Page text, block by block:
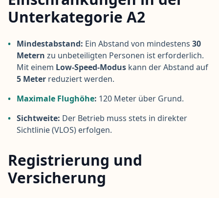
Unterkategorie A2
• Mindestabstand: Ein Abstand von mindestens 30
Metern zu unbeteiligten Personen ist erforderlich.
Mit einem Low-Speed-Modus kann der Abstand auf
5 Meter reduziert werden.
• Maximale Flughöhe: 120 Meter über Grund.
• Sichtweite: Der Betrieb muss stets in direkter
Sichtlinie (VLOS) erfolgen.
Registrierung und
Versicherung